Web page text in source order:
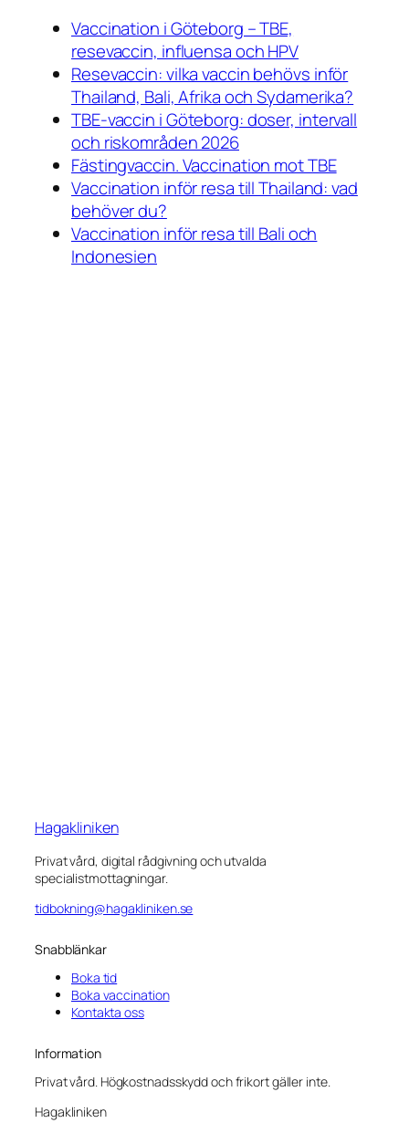
Vaccination i Göteborg – TBE,
resevaccin, influensa och HPV
Resevaccin: vilka vaccin behövs inför
Thailand, Bali, Afrika och Sydamerika?
TBE-vaccin i Göteborg: doser, intervall
och riskområden 2026
Fästingvaccin. Vaccination mot TBE
Vaccination inför resa till Thailand: vad
behöver du?
Vaccination inför resa till Bali och
Indonesien
Hagakliniken
Privat vård, digital rådgivning och utvalda
specialistmottagningar.
tidbokning@hagakliniken.se
Snabblänkar
Boka tid
Boka vaccination
Kontakta oss
Information
Privat vård. Högkostnadsskydd och frikort gäller inte.
Hagakliniken